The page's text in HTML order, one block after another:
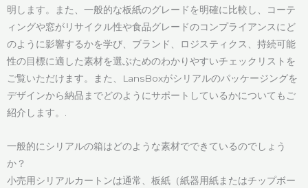
明します。また、一般的な板紙のグレードを明確に比較し、コーテ
ィングや窓がリサイクル性や食品グレードのコンプライアンスにど
のように影響するかを学び、ブランド、ロジスティクス、持続可能
性の目標に適した素材を選ぶためのわかりやすいチェックリストを
ご覧いただけます。また、LansBoxがシリアルのパッケージングを
デザインから納品までどのようにサポートしているかについてもご
紹介します。.
一般的にシリアルの箱はどのような素材でできているのでしょう
か？
小売用シリアルカートンは通常、板紙（紙器用紙またはチップボー